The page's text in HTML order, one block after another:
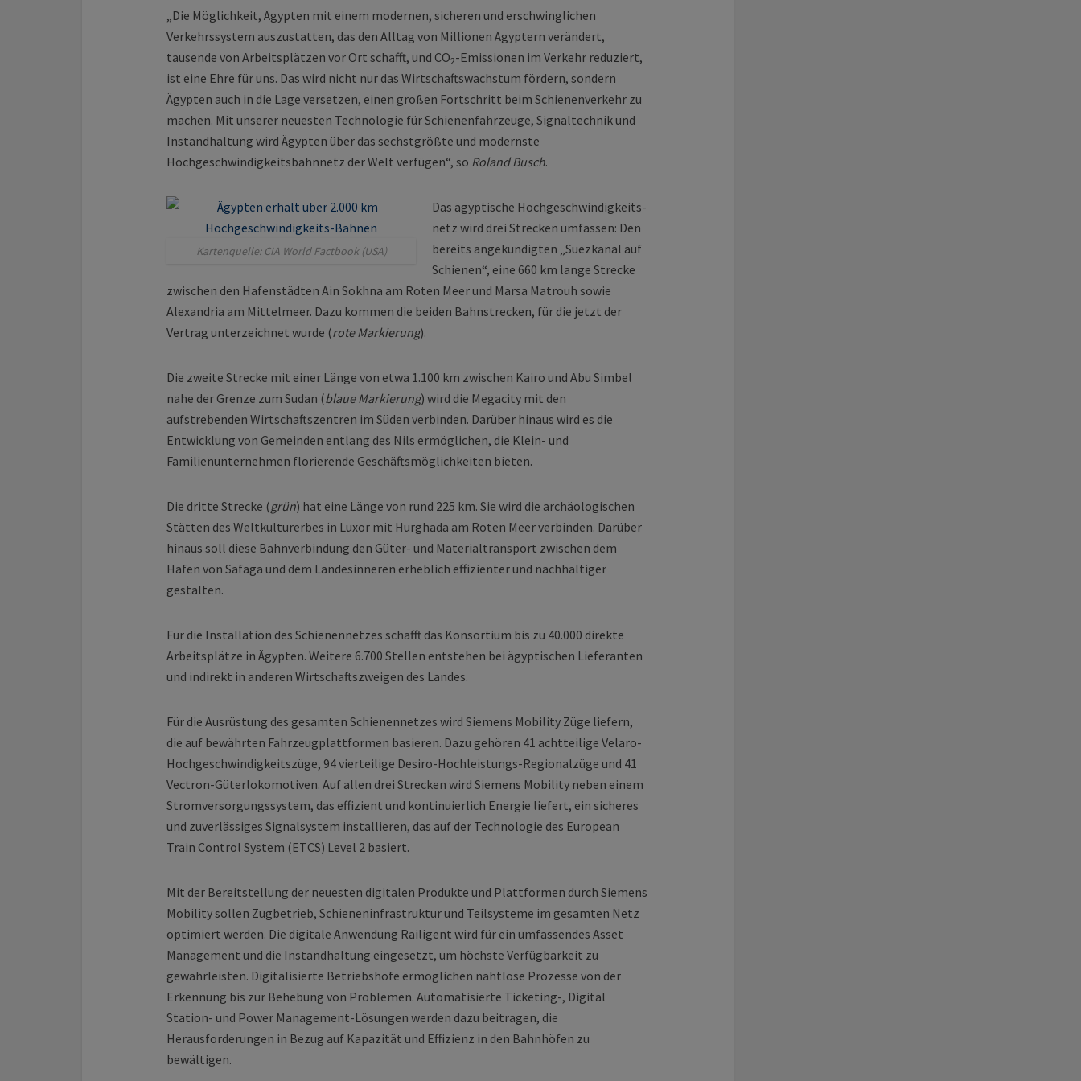
„Die Möglichkeit, Ägypten mit einem modernen, sicheren und erschwinglichen
Verkehrs­system auszustatten, das den Alltag von Millionen Ägyptern verändert,
tausende von Arbeitsplätzen vor Ort schafft, und CO2-Emissionen im Verkehr reduziert,
ist eine Ehre für uns. Das wird nicht nur das Wirtschaftswachstum fördern, sondern
Ägypten auch in die Lage versetzen, einen großen Fortschritt beim Schienenverkehr zu
machen. Mit unserer neuesten Technologie für Schienenfahrzeuge, Signaltechnik und
Instandhaltung wird Ägypten über das sechstgrößte und modernste
Hochgeschwindigkeitsbahnnetz der Welt verfügen“, so Roland Busch.
Kartenquelle: CIA World Factbook (USA)
Das ägyptische Hochgeschwin­digkeits­
netz wird drei Strecken umfassen: Den
bereits angekündigten „Suezkanal auf
Schienen“, eine 660 km lange Strecke
zwischen den Hafenstädten Ain Sokhna am Roten Meer und Marsa Matrouh sowie
Alexandria am Mittelmeer. Dazu kommen die beiden Bahnstrecken, für die jetzt der
Vertrag unterzeichnet wurde (rote Markierung).
Die zweite Strecke mit einer Länge von etwa 1.100 km zwischen Kairo und Abu Simbel
nahe der Grenze zum Sudan (blaue Markierung) wird die Megacity mit den
aufstrebenden Wirtschaftszentren im Süden verbinden. Darüber hinaus wird es die
Entwicklung von Gemeinden entlang des Nils ermöglichen, die Klein- und
Familienunternehmen florierende Geschäftsmöglichkeiten bieten.
Die dritte Strecke (grün) hat eine Länge von rund 225 km. Sie wird die archäologischen
Stätten des Weltkulturerbes in Luxor mit Hurghada am Roten Meer verbinden. Darüber
hinaus soll diese Bahnverbindung den Güter- und Materialtransport zwischen dem
Hafen von Safaga und dem Landesinneren erheblich effizienter und nachhaltiger
gestalten.
Für die Installation des Schienennetzes schafft das Konsortium bis zu 40.000 direkte
Arbeitsplätze in Ägypten. Weitere 6.700 Stellen entstehen bei ägyptischen Lieferanten
und indirekt in anderen Wirtschaftszweigen des Landes.
Für die Ausrüstung des gesamten Schienennetzes wird Siemens Mobility Züge liefern,
die auf bewährten Fahrzeug­plattformen basieren. Dazu gehören 41 achtteilige Velaro-
Hochgeschwindig­keits­züge, 94 vierteilige Desiro-Hochleistungs-Regionalzüge und 41
Vectron-Güterlokomotiven. Auf allen drei Strecken wird Siemens Mobility neben einem
Stromversorgungssystem, das effizient und kontinuierlich Energie liefert, ein sicheres
und zuverlässiges Signalsystem installieren, das auf der Technologie des European
Train Control System (ETCS) Level 2 basiert.
Mit der Bereitstellung der neuesten digitalen Produkte und Plattformen durch Siemens
Mobility sollen Zugbetrieb, Schieneninfrastruktur und Teilsysteme im gesamten Netz
optimiert werden. Die digitale Anwendung Railigent wird für ein umfassendes Asset
Management und die Instandhaltung eingesetzt, um höchste Verfügbarkeit zu
gewährleisten. Digitalisierte Betriebshöfe ermöglichen nahtlose Prozesse von der
Erkennung bis zur Behebung von Problemen. Automatisierte Ticketing-, Digital
Station- und Power Management-Lösungen werden dazu beitragen, die
Herausforderungen in Bezug auf Kapazität und Effizienz in den Bahnhöfen zu
bewältigen.